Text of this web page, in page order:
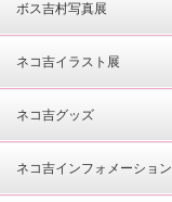
ボス吉村写真展
ネコ吉イラスト展
ネコ吉グッズ
ネコ吉インフォメーション